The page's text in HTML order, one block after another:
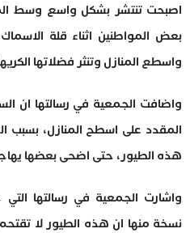
اصبحت تنتشر بشكل واسع وسط
بعض المواطنين اثناء قلة
واسطع المنازل وتنثر فضلاتها
واضافت الجمعية في رسالتها ان
المقدد على اسطح المنازل، بسبب
هذه الطيور، حتى اضحى بعضها
واشارت الجمعية في رسالتها
نسخة منها ان هذه الطيور لا